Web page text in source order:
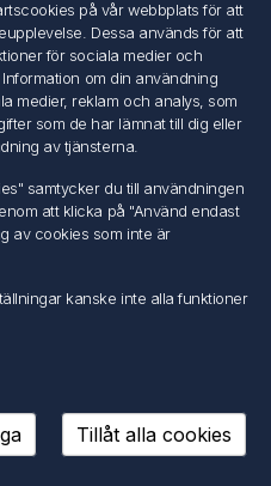
Alla rättigheter reserverade.
på vår webbplats för att
Dessa används för att
för sociala medier och
om din användning
medier, reklam och analys, som
som de har lämnat till dig eller
av tjänsterna.
samtycker du till användningen
att klicka på "Använd endast
av cookies som inte är
kanske inte alla funktioner
Tillåt alla cookies